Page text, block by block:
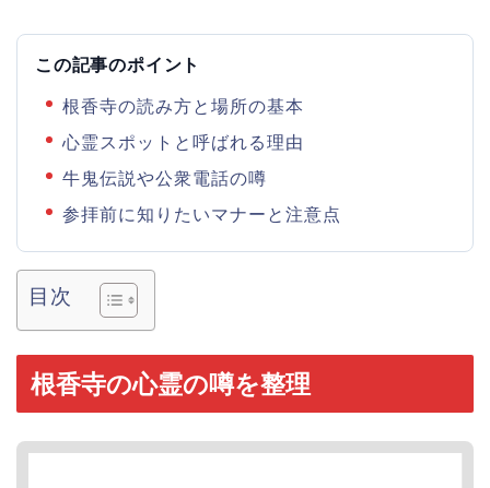
この記事のポイント
根香寺の読み方と場所の基本
心霊スポットと呼ばれる理由
牛鬼伝説や公衆電話の噂
参拝前に知りたいマナーと注意点
目次
根香寺の心霊の噂を整理